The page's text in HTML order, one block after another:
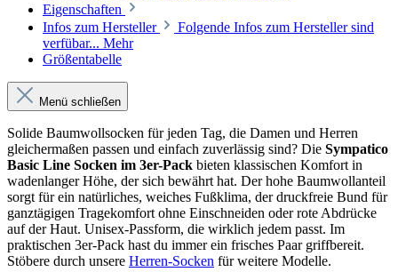
Eigenschaften
Infos zum Hersteller
Folgende Infos zum Hersteller sind
verfübar... Mehr
Größentabelle
Menü schließen
Solide Baumwollsocken für jeden Tag, die Damen und Herren
gleichermaßen passen und einfach zuverlässig sind? Die Sympatico
Basic Line Socken im 3er-Pack bieten klassischen Komfort in
wadenlanger Höhe, der sich bewährt hat. Der hohe Baumwollanteil
sorgt für ein natürliches, weiches Fußklima, der druckfreie Bund für
ganztägigen Tragekomfort ohne Einschneiden oder rote Abdrücke
auf der Haut. Unisex-Passform, die wirklich jedem passt. Im
praktischen 3er-Pack hast du immer ein frisches Paar griffbereit.
Stöbere durch unsere Herren-Socken für weitere Modelle.